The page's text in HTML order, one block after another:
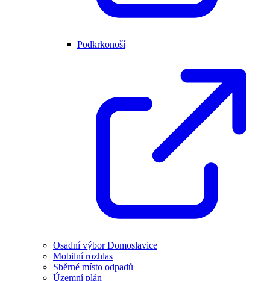
Podkrkonoší
Osadní výbor Domoslavice
Mobilní rozhlas
Sběrné místo odpadů
Územní plán